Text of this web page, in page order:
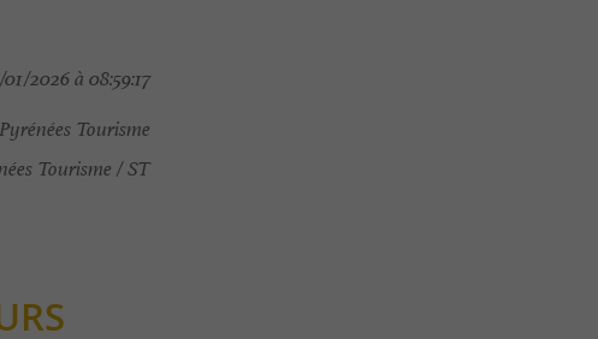
2026 à 08:59:17
Tourisme
Tourisme / ST